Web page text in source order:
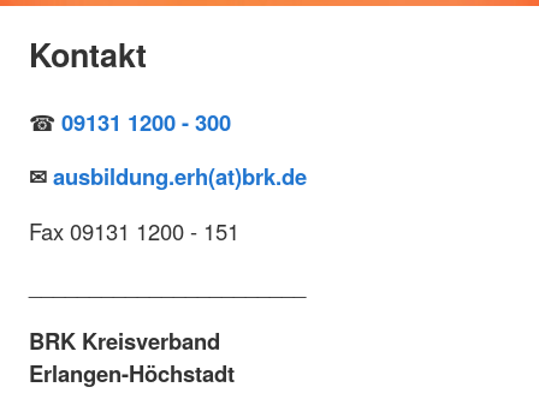
Kontakt
☎ 09131 1200 - 300
✉ausbildung.erh(at)brk.de
Fax 09131 1200 - 151
BRK Kreisverband
Erlangen-Höchstadt